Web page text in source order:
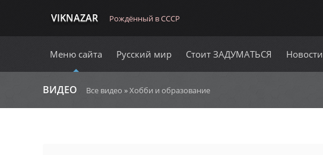
VIKNAZAR Рождённый в СССР
Меню сайта Русский мир Стоит ЗАДУМАТЬСЯ Новости
ВИДЕО Все видео »Хобби и образование